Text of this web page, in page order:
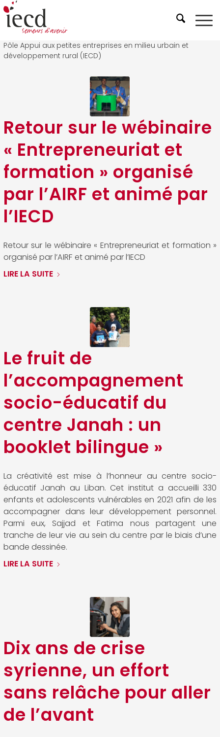
Pôle Appui aux petites entreprises en milieu urbain et
développement rural (IECD)
Retour sur le wébinaire
« Entrepreneuriat et
formation » organisé
par l’AIRF et animé par
l’IECD
Retour sur le wébinaire « Entrepreneuriat et formation »
organisé par l’AIRF et animé par l’IECD
LIRE LA SUITE
Le fruit de
l’accompagnement
socio-éducatif du
centre Janah : un
booklet bilingue »
La créativité est mise à l’honneur au centre socio-
éducatif Janah au Liban. Cet institut a accueilli 330
enfants et adolescents vulnérables en 2021 afin de les
accompagner dans leur développement personnel.
Parmi eux, Sajjad et Fatima nous partagent une
tranche de leur vie au sein du centre par le biais d’une
bande dessinée.
LIRE LA SUITE
Dix ans de crise
syrienne, un effort
sans relâche pour aller
de l’avant